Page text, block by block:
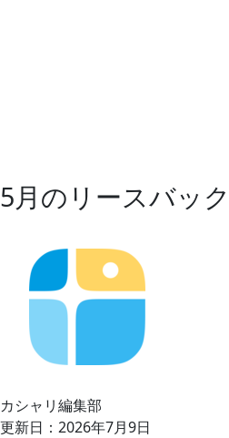
5月のリースバッ
カシャリ編集部
更新日：2026年7月9日